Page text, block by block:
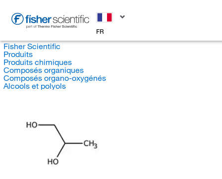
FR
Fisher Scientific
Produits
Produits chimiques
Composés organiques
Composés organo-oxygénés
Alcools et polyols